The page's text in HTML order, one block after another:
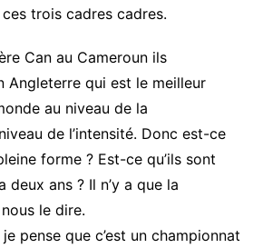
trois cadres cadres.
Can au Cameroun ils
Angleterre qui est le meilleur
au niveau de la
de l’intensité. Donc est-ce
forme ? Est-ce qu’ils sont
deux ans ? Il n’y a que la
le dire.
pense que c’est un championnat